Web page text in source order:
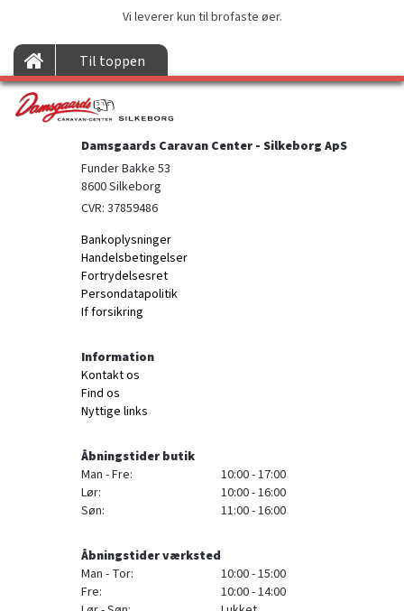
Vi leverer kun til brofaste øer.
Til toppen
Damsgaards Caravan Center - Silkeborg ApS
Funder Bakke 53
8600 Silkeborg
CVR: 37859486
Bankoplysninger
Handelsbetingelser
Fortrydelsesret
Persondatapolitik
If forsikring
Information
Kontakt os
Find os
Nyttige links
Åbningstider butik
Man - Fre:
10:00 - 17:00
Lør:
10:00 - 16:00
Søn:
11:00 - 16:00
Åbningstider værksted
Man - Tor:
10:00 - 15:00
Fre:
10:00 - 14:00